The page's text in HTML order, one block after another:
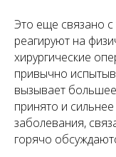
Это еще связано
реагируют на
хирургические
привычно
вызывает
принято и
заболевания,
горячо